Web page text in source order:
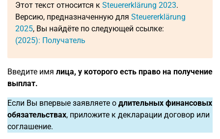
Этот текст относится к Steuererklärung 2023.
Версию, предназначенную для Steuererklärung
2025, Вы найдёте по следующей ссылке:
(2025): Получатель
Введите имя лица, у которого есть право на получение
выплат.
Если Вы впервые заявляете о длительных финансовых
обязательствах, приложите к декларации договор или
соглашение.